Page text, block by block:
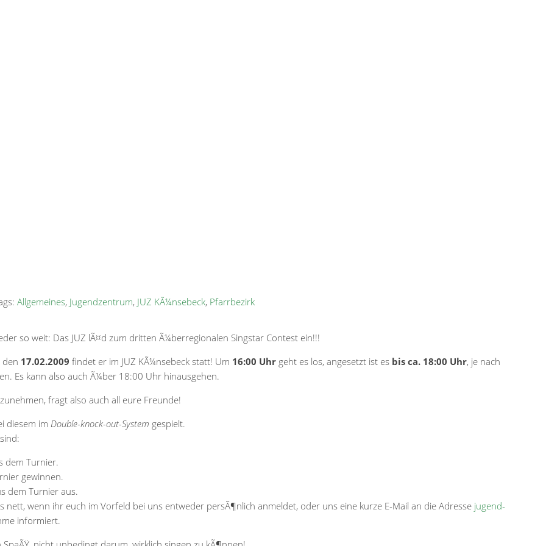
Allgemeines, Jugendzentrum, JUZ KÃ¼nsebeck, Pfarrbezirk
so weit: Das JUZ lÃ¤d zum dritten Ã¼berregionalen Singstar Contest ein!!!
den 17.02.2009 findet er im JUZ KÃ¼nsebeck statt! Um 16:00 Uhr geht es los, angesetzt ist es bis ca. 18:00 Uhr, je nach
Es kann also auch Ã¼ber 18:00 Uhr hinausgehen.
fragt also auch all eure Freunde!
diesem im Double-knock-out-System gespielt.
sind:
dem Turnier.
gewinnen.
dem Turnier aus.
wenn ihr euch im Vorfeld bei uns entweder persÃ¶nlich anmeldet, oder uns eine kurze E-Mail an die Adresse jugend-
informiert.